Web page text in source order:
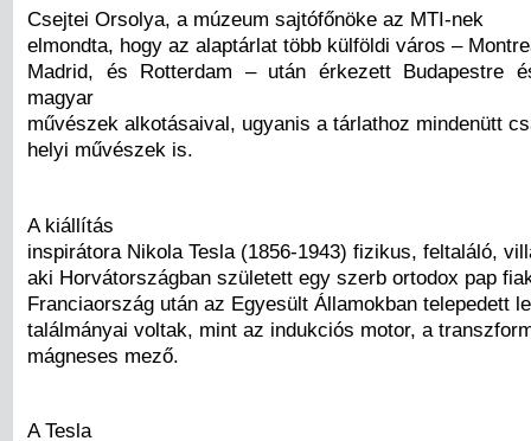
Csejtei Orsolya, a múzeum sajtófőnöke az MTI-nek
elmondta, hogy az alaptárlat több külföldi város –
Madrid, és Rotterdam – után érkezett Budapestre
magyar
művészek alkotásaival, ugyanis a tárlathoz mindenütt
helyi művészek is.
A kiállítás
inspirátora Nikola Tesla (1856-1943) fizikus, feltaláló,
aki Horvátországban született egy szerb ortodox pap
Franciaország után az Egyesült Államokban telepedett
találmányai voltak, mint az indukciós motor, a
mágneses mező.
A Tesla